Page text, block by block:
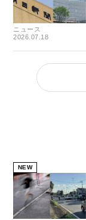
ニュース
2026.07.18
NEW